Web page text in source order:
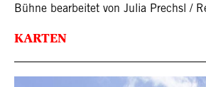
Bühne bearbeitet von Julia Prechsl /
KARTEN